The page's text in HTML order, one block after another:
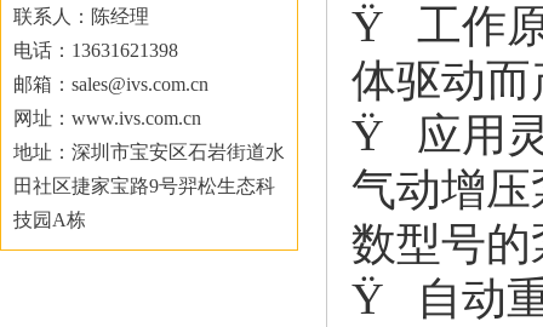
联系人：陈经理
电话：13631621398
邮箱：sales@ivs.com.cn
网址：www.ivs.com.cn
地址：深圳市宝安区石岩街道水
田社区捷家宝路9号羿松生态科
技园A栋
Ÿ 工作
体驱动
Ÿ 应用
气动增
数型号
Ÿ 自动